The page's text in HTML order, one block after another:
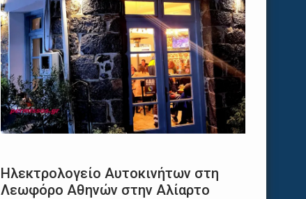
Ηλεκτρολογείο Αυτοκινήτων στη
Λεωφόρο Αθηνών στην Αλίαρτο